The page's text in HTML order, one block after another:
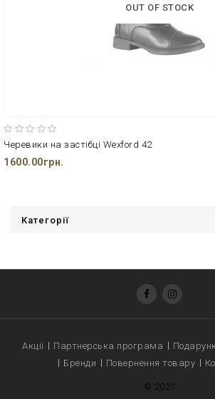
OUT OF STOCK
Черевики на застібці Wexford 42
1600.00грн.
Категорії
Акції Партнерська програма
Бренди
Повернення товару
© 2021